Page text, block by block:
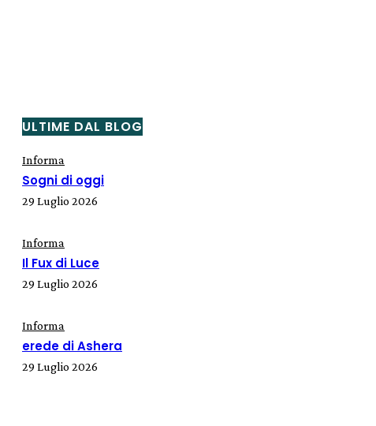
ULTIME DAL BLOG
Informa
Sogni di oggi
29 Luglio 2026
Informa
Il Fux di Luce
29 Luglio 2026
Informa
erede di Ashera
29 Luglio 2026